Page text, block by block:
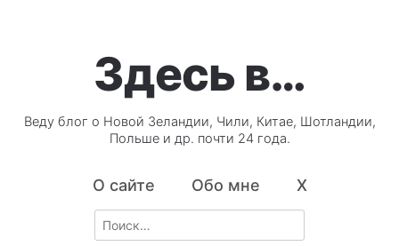
Здесь в…
Веду блог о Новой Зеландии, Чили, Китае, Шотландии,
Польше и др. почти 24 года.
О сайте Обо мне X
Search
for: